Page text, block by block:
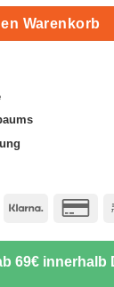
Warenkorb
Klarna
69€ innerhalb